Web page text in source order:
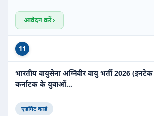
आवेदन करें ›
11
भारतीय वायुसेना अग्निवीर वायु भर्ती 2026
कर्नाटक के युवाओं…
एडमिट कार्ड